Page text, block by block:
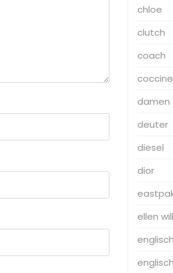
chloe
clutch
coach
damen
deuter
diesel
dior
ellen